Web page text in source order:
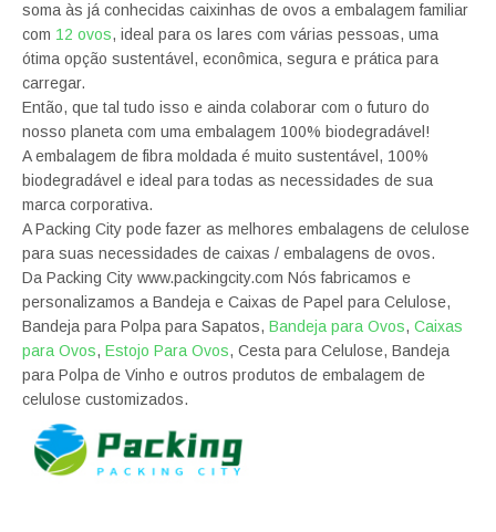
soma às já conhecidas caixinhas de ovos a embalagem familiar
com 12 ovos, ideal para os lares com várias pessoas, uma
ótima opção sustentável, econômica, segura e prática para
carregar.
Então, que tal tudo isso e ainda colaborar com o futuro do
nosso planeta com uma embalagem 100% biodegradável!
A embalagem de fibra moldada é muito sustentável, 100%
biodegradável e ideal para todas as necessidades de sua
marca corporativa.
A Packing City pode fazer as melhores embalagens de celulose
para suas necessidades de caixas / embalagens de ovos.
Da Packing City www.packingcity.com Nós fabricamos e
personalizamos a Bandeja e Caixas de Papel para Celulose,
Bandeja para Polpa para Sapatos, Bandeja para Ovos, Caixas
para Ovos, Estojo Para Ovos, Cesta para Celulose, Bandeja
para Polpa de Vinho e outros produtos de embalagem de
celulose customizados.